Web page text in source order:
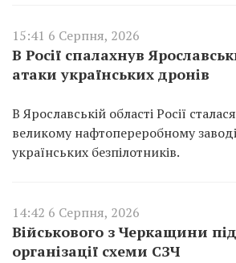
15:41 6 Серпня, 2026
В Росії спалахнув
атаки українських дронів
В Ярославській області Росії
великому нафтопереробному
українських безпілотників.
14:42 6 Серпня, 2026
Військового з Черкащини
організації схеми СЗЧ